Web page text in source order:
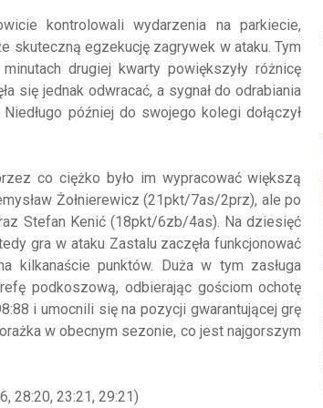
kontrolowali wydarzenia na parkiecie,
skuteczną egzekucję zagrywek w ataku. Tym
drugiej kwarty powiększyły różnicę
się jednak odwracać, a sygnał do odrabiania
później do swojego kolegi dołączył
co ciężko było im wypracować większą
Żołnierewicz (21pkt/7as/2prz), ale po
Stefan Kenić (18pkt/6zb/4as). Na dziesięć
gra w ataku Zastalu zaczęła funkcjonować
kilkanaście punktów. Duża w tym zasługa
podkoszową, odbierając gościom ochotę
i umocnili się na pozycji gwarantującej grę
w obecnym sezonie, co jest najgorszym
28:20, 23:21, 29:21)